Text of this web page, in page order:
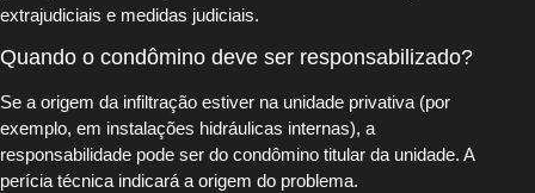
extrajudiciais e medidas judiciais.
Quando o condômino deve ser responsabilizado?
Se a origem da infiltração estiver na unidade privativa (por
exemplo, em instalações hidráulicas internas), a
responsabilidade pode ser do condômino titular da unidade. A
perícia técnica indicará a origem do problema.